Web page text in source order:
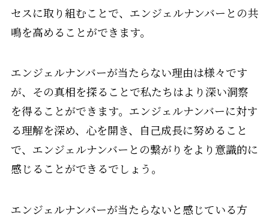
セスに取り組むことで、エンジェルナンバーとの共
鳴を高めることができます。
エンジェルナンバーが当たらない理由は様々です
が、その真相を探ることで私たちはより深い洞察
を得ることができます。エンジェルナンバーに対す
る理解を深め、心を開き、自己成長に努めること
で、エンジェルナンバーとの繋がりをより意識的に
感じることができるでしょう。
エンジェルナンバーが当たらないと感じている方